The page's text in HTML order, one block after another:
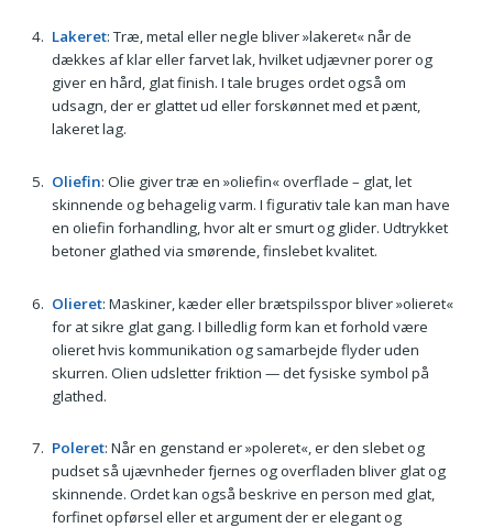
Lakeret: Træ, metal eller negle bliver »lakeret« når de
dækkes af klar eller farvet lak, hvilket udjævner porer og
giver en hård, glat finish. I tale bruges ordet også om
udsagn, der er glattet ud eller forskønnet med et pænt,
lakeret lag.
Oliefin: Olie giver træ en »oliefin« overflade – glat, let
skinnende og behagelig varm. I figurativ tale kan man have
en oliefin forhandling, hvor alt er smurt og glider. Udtrykket
betoner glathed via smørende, finslebet kvalitet.
Olieret: Maskiner, kæder eller brætspilsspor bliver »olieret«
for at sikre glat gang. I billedlig form kan et forhold være
olieret hvis kommunikation og samarbejde flyder uden
skurren. Olien udsletter friktion — det fysiske symbol på
glathed.
Poleret: Når en genstand er »poleret«, er den slebet og
pudset så ujævnheder fjernes og overfladen bliver glat og
skinnende. Ordet kan også beskrive en person med glat,
forfinet opførsel eller et argument der er elegant og